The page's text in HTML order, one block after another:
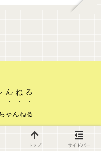
んねる
ゃんねる.
トップ サイドバー